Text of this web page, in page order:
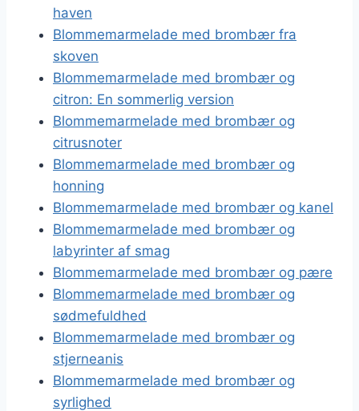
haven
Blommemarmelade med brombær fra
skoven
Blommemarmelade med brombær og
citron: En sommerlig version
Blommemarmelade med brombær og
citrusnoter
Blommemarmelade med brombær og
honning
Blommemarmelade med brombær og kanel
Blommemarmelade med brombær og
labyrinter af smag
Blommemarmelade med brombær og pære
Blommemarmelade med brombær og
sødmefuldhed
Blommemarmelade med brombær og
stjerneanis
Blommemarmelade med brombær og
syrlighed